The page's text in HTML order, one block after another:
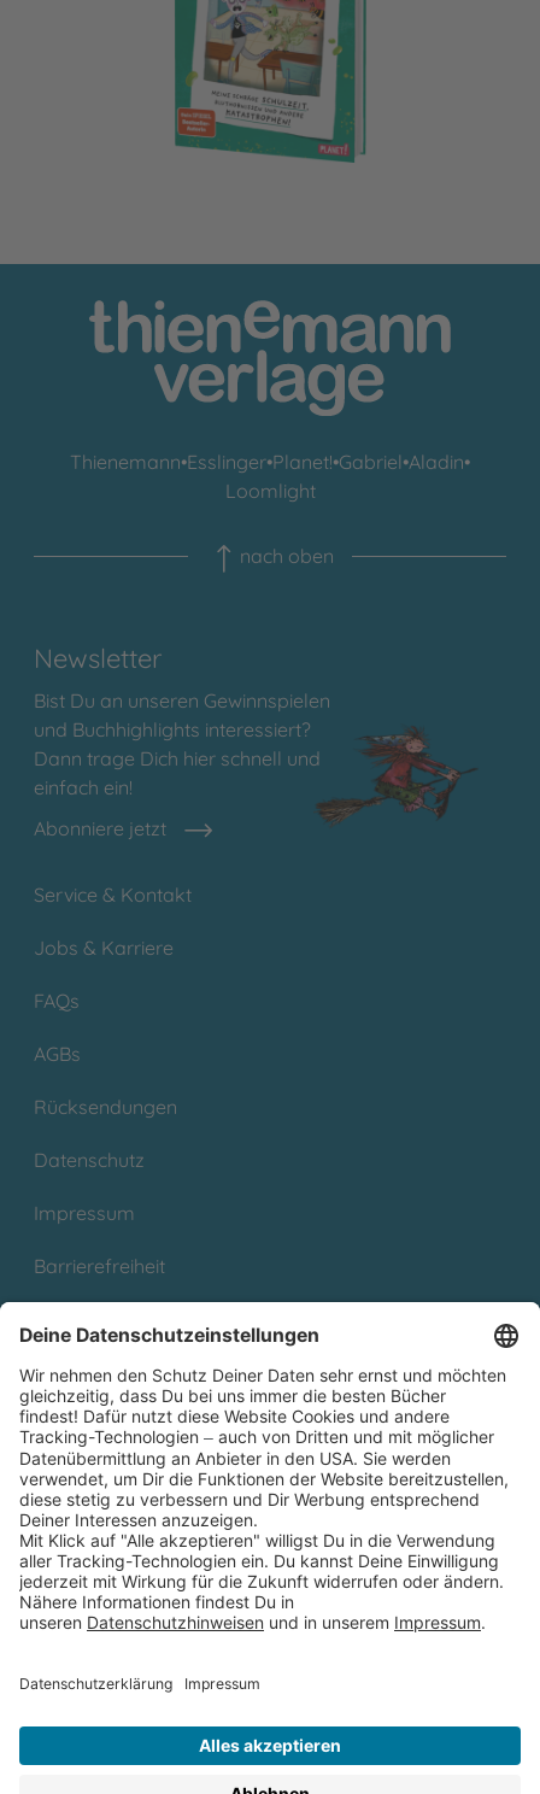
Franky 2: Meine schräge Schulzeit, Bluthornissen und
Thienemann•Esslinger•Planet!•Gabriel•Aladin•
Loomlight
nach oben
Newsletter
Bist Du an unseren Gewinnspielen
und Buchhighlights interessiert?
Dann trage Dich hier schnell und
einfach ein!
Abonniere jetzt
Service & Kontakt
Jobs & Karriere
FAQs
AGBs
Rücksendungen
Datenschutz
Impressum
Barrierefreiheit
Partnerprogramm (Affiliate)
Folge uns auf
* Versandkostenfrei ab 9,00 € Bestellwert innerhalb
Deutschlands
** Lieferzeit 1-3 Werktage innerhalb Deutschlands
Thienemann-Esslinger Verlag GmbH, Blumenstraße 36, D-70182